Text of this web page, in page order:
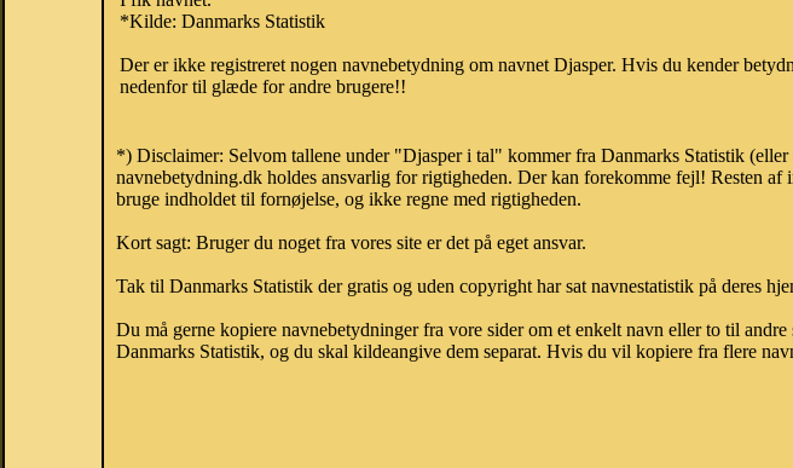
*Kilde: Danmarks Statistik
Der er ikke registreret nogen navnebetydning om navnet Djasper. Hvis du kender
nedenfor til glæde for andre brugere!!
*) Disclaimer: Selvom tallene under "Djasper i tal" kommer fra Danmarks Statistik
navnebetydning.dk holdes ansvarlig for rigtigheden. Der kan forekomme fejl! Resten
bruge indholdet til fornøjelse, og ikke regne med rigtigheden.
Kort sagt: Bruger du noget fra vores site er det på eget ansvar.
Tak til Danmarks Statistik der gratis og uden copyright har sat navnestatistik på deres
Du må gerne kopiere navnebetydninger fra vore sider om et enkelt navn eller to til
Danmarks Statistik, og du skal kildeangive dem separat. Hvis du vil kopiere fra flere